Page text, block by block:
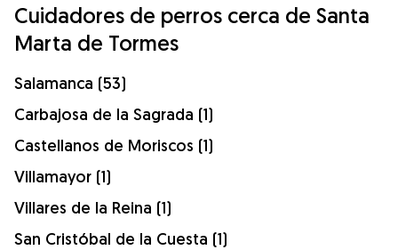
Cuidadores de perros cerca de Santa
Marta de Tormes
Salamanca (53)
Carbajosa de la Sagrada (1)
Castellanos de Moriscos (1)
Villamayor (1)
Villares de la Reina (1)
San Cristóbal de la Cuesta (1)